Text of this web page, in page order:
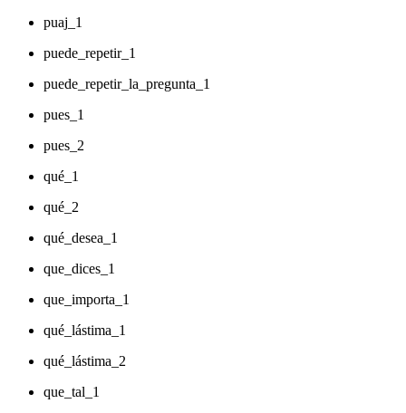
puaj_1
puede_repetir_1
puede_repetir_la_pregunta_1
pues_1
pues_2
qué_1
qué_2
qué_desea_1
que_dices_1
que_importa_1
qué_lástima_1
qué_lástima_2
que_tal_1